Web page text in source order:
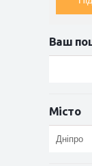
Ваш
Місто